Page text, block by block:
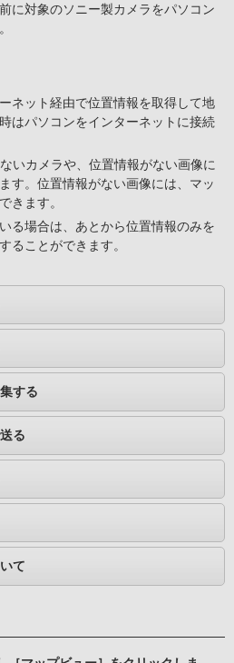
に対象のソニー製カメラをパソコン
ネット経由で位置情報を取得して地
はパソコンをインターネットに接続
いカメラや、位置情報がない画像に
す。位置情報がない画像には、マッ
きます。
る場合は、あとから位置情報のみを
ることができます。
する
る
て